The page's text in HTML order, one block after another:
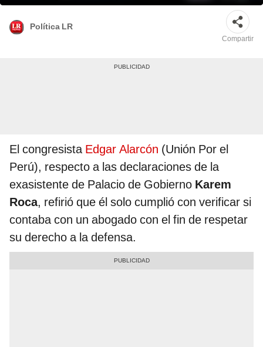
Política LR
Compartir
El congresista Edgar Alarcón (Unión Por el
Perú), respecto a las declaraciones de la
exasistente de Palacio de Gobierno Karem
Roca, refirió que él solo cumplió con verificar si
contaba con un abogado con el fin de respetar
su derecho a la defensa.